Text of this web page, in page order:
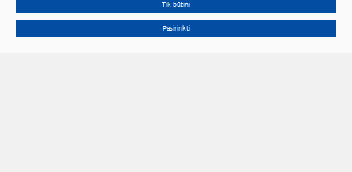
Tik būtini
Pasirinkti